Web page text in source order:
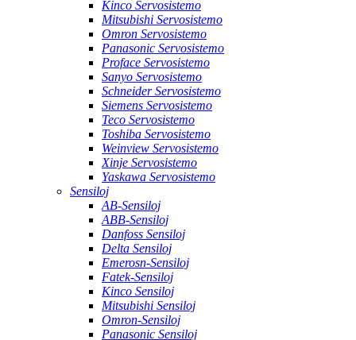
Kinco Servosistemo
Mitsubishi Servosistemo
Omron Servosistemo
Panasonic Servosistemo
Proface Servosistemo
Sanyo Servosistemo
Schneider Servosistemo
Siemens Servosistemo
Teco Servosistemo
Toshiba Servosistemo
Weinview Servosistemo
Xinje Servosistemo
Yaskawa Servosistemo
Sensiloj
AB-Sensiloj
ABB-Sensiloj
Danfoss Sensiloj
Delta Sensiloj
Emerosn-Sensiloj
Fatek-Sensiloj
Kinco Sensiloj
Mitsubishi Sensiloj
Omron-Sensiloj
Panasonic Sensiloj